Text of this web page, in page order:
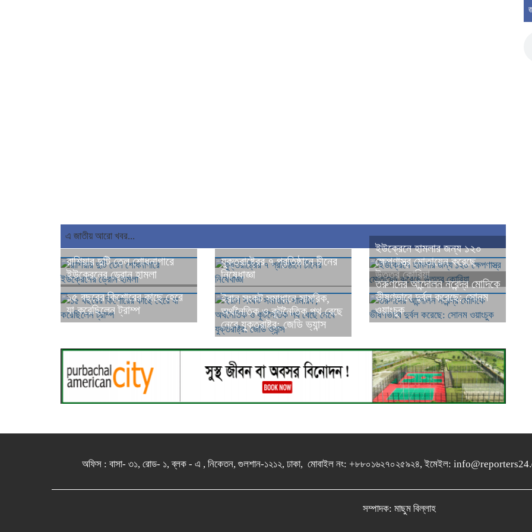
এ জাতীয় আরো খবর...
রাশিয়ার দুটি তেল শোধনাগারে
ইউক্রেনের ড্রোন হামলা
যুক্তরাষ্ট্রের ৭ প্রতিষ্ঠানে চীনের
নিষেধাজ্ঞা
ইউক্রেনে হামলার জন্য ১২০
ক্ষেপণাস্ত্র মোতায়েন করেছে
উত্তর কোরিয়া
১৫ বছরের কিশোরের কাছে হেরে
যা করেছিলেন ট্রাম্প
ইরান সংকট সমাধানে সামরিক,
অর্থনৈতিক ও কূটনৈতিক পথ বেছে
নেবে যুক্তরাষ্ট্র: জেডি ভ্যান্স
তরুণদের আন্দোলন নরেন্দ্র মোদিকে
ভীষণভাবে দুর্বল করেছে: সোনম
ওয়াংচুক
অফিস : বাসা- ৩১, রোড- ১, ব্লক - এ , নিকেতন, গুলশান-১২১২, ঢাকা, মোবাইল নং: +৮৮০১৬২৭০২৫৯২৪, ইমেইল:
সম্পাদক: মাছুম বিল্লাহ